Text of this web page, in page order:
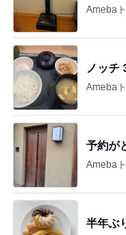
Ameba
ノッチ
Ameba
予約が
Ameba
半年ぶ